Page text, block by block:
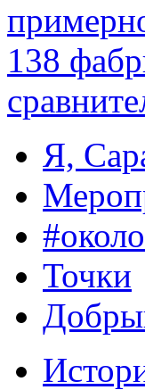
138
Я,
Точки